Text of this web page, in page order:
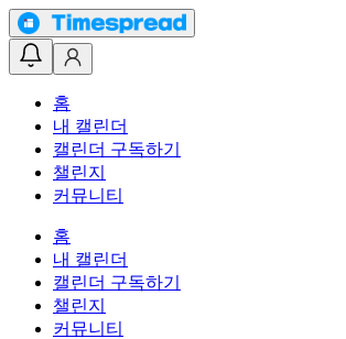
홈
내 캘린더
캘린더 구독하기
챌린지
커뮤니티
홈
내 캘린더
캘린더 구독하기
챌린지
커뮤니티